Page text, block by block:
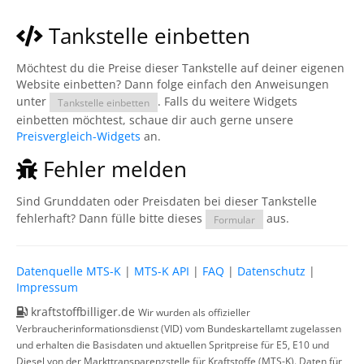
Tankstelle einbetten
Möchtest du die Preise dieser Tankstelle auf deiner eigenen
Website einbetten? Dann folge einfach den Anweisungen
unter
Tankstelle einbetten
. Falls du weitere Widgets
einbetten möchtest, schaue dir auch gerne unsere
Preisvergleich-Widgets an.
Fehler melden
Sind Grunddaten oder Preisdaten bei dieser Tankstelle
fehlerhaft? Dann fülle bitte dieses
Formular aus.
Datenquelle MTS-K | MTS-K API | FAQ | Datenschutz |
Impressum
kraftstoffbilliger.de Wir wurden als offizieller
Verbraucherinformationsdienst (VID) vom Bundeskartellamt zugelassen
und erhalten die Basisdaten und aktuellen Spritpreise für E5, E10 und
Diesel von der Markttransparenzstelle für Kraftstoffe (MTS-K). Daten für